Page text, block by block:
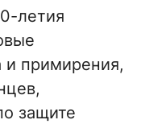
летия
и примирения,
защите